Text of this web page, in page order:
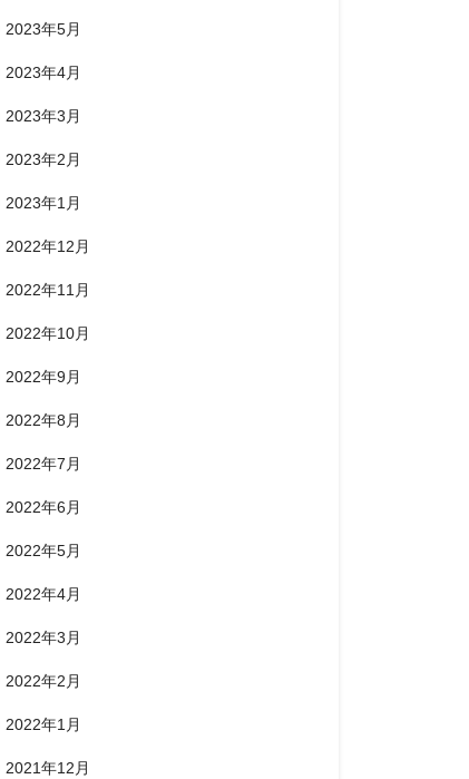
2023年5月
2023年4月
2023年3月
2023年2月
2023年1月
2022年12月
2022年11月
2022年10月
2022年9月
2022年8月
2022年7月
2022年6月
2022年5月
2022年4月
2022年3月
2022年2月
2022年1月
2021年12月